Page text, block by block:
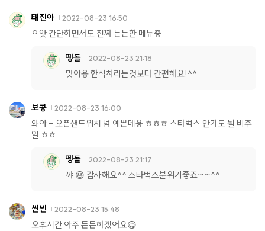
태진아 2022-08-23 16:50
으앗 간단하면서도 진짜 든든한 메뉴죵
펭돌 2022-08-23 21:18
맞아용 한식차리는것보다 간편해요!^^
보콩 2022-08-23 16:00
와아 - 오픈샌드위치 넘 예쁜데용 ㅎㅎㅎ 스타벅스 안가도 될 비주
얼 ㅎㅎ
펭돌 2022-08-23 21:17
꺄 😆 감사해요^^ 스타벅스분위기좋죠~~^^
씬씬 2022-08-23 15:48
오후시간 아주 든든하겠어요😋